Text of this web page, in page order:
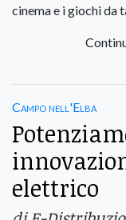
cinema e i giochi da
Campo nell'Elba
elettrico